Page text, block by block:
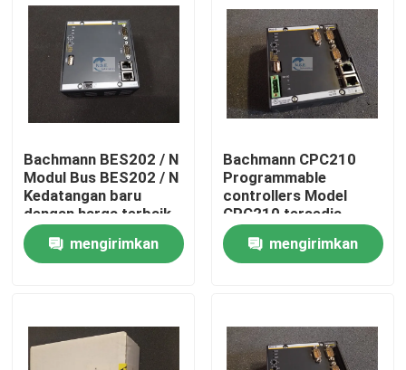
Rumah
Tentang kami
Bachmann BES202 / N
Modul Bus BES202 / N
Kedatangan baru
dengan harga terbaik
mengirimkan
Bachmann CPC210
Programmable
controllers Model
CPC210 tersedia
dengan harga bagus
mengirimkan